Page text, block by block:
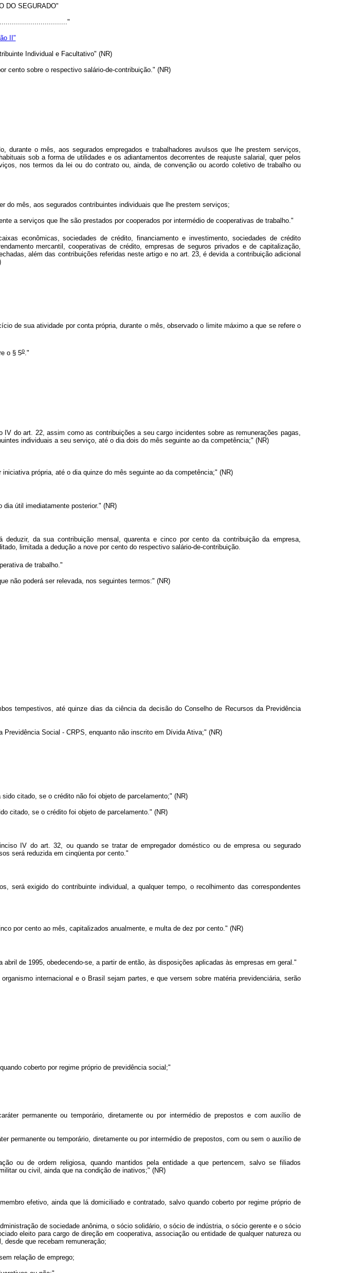
DO SEGURADO"
II"
Individual e Facultativo" (NR)
cento sobre o respectivo salário-de-contribuição." (NR)
o mês, aos segurados empregados e trabalhadores avulsos que lhe prestem serviços,
sob a forma de utilidades e os adiantamentos decorrentes de reajuste salarial, quer pelos
nos termos da lei ou do contrato ou, ainda, de convenção ou acordo coletivo de trabalho ou
do mês, aos segurados contribuintes individuais que lhe prestem serviços;
a serviços que lhe são prestados por cooperados por intermédio de cooperativas de trabalho."
econômicas, sociedades de crédito, financiamento e investimento, sociedades de crédito
mercantil, cooperativas de crédito, empresas de seguros privados e de capitalização,
além das contribuições referidas neste artigo e no art. 23, é devida a contribuição adicional
de sua atividade por conta própria, durante o mês, observado o limite máximo a que se refere o
o § 5o ."
do art. 22, assim como as contribuições a seu cargo incidentes sobre as remunerações pagas,
individuais a seu serviço, até o dia dois do mês seguinte ao da competência;" (NR)
própria, até o dia quinze do mês seguinte ao da competência;" (NR)
útil imediatamente posterior." (NR)
da sua contribuição mensal, quarenta e cinco por cento da contribuição da empresa,
limitada a dedução a nove por cento do respectivo salário-de-contribuição.
de trabalho."
não poderá ser relevada, nos seguintes termos:" (NR)
tempestivos, até quinze dias da ciência da decisão do Conselho de Recursos da Previdência
Social - CRPS, enquanto não inscrito em Dívida Ativa;" (NR)
citado, se o crédito não foi objeto de parcelamento;" (NR)
citado, se o crédito foi objeto de parcelamento." (NR)
IV do art. 32, ou quando se tratar de empregador doméstico ou de empresa ou segurado
será reduzida em cinqüenta por cento."
exigido do contribuinte individual, a qualquer tempo, o recolhimento das correspondentes
por cento ao mês, capitalizados anualmente, e multa de dez por cento." (NR)
de 1995, obedecendo-se, a partir de então, às disposições aplicadas às empresas em geral."
internacional e o Brasil sejam partes, e que versem sobre matéria previdenciária, serão
coberto por regime próprio de previdência social;"
permanente ou temporário, diretamente ou por intermédio de prepostos e com auxílio de
permanente ou temporário, diretamente ou por intermédio de prepostos, com ou sem o auxílio de
ou de ordem religiosa, quando mantidos pela entidade a que pertencem, salvo se filiados
ou civil, ainda que na condição de inativos;" (NR)
efetivo, ainda que lá domiciliado e contratado, salvo quando coberto por regime próprio de
de sociedade anônima, o sócio solidário, o sócio de indústria, o sócio gerente e o sócio
eleito para cargo de direção em cooperativa, associação ou entidade de qualquer natureza ou
desde que recebam remuneração;
relação de emprego;